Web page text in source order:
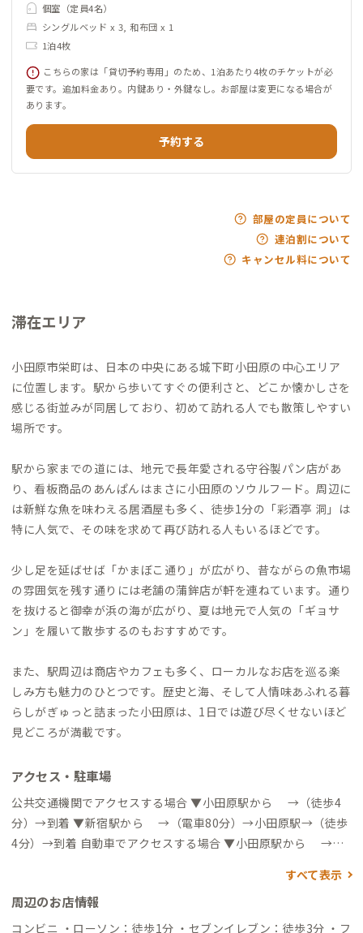
個室（定員4名）
シングルベッド x 3, 和布団 x 1
1泊4枚
こちらの家は「貸切予約専用」のため、1泊あたり4枚のチケットが必
要です。追加料金あり。内鍵あり・外鍵なし。お部屋は変更になる場合が
あります。
予約する
部屋の定員について
連泊割について
キャンセル料について
滞在エリア
小田原市栄町は、日本の中央にある城下町小田原の中心エリア
に位置します。駅から歩いてすぐの便利さと、どこか懐かしさを
感じる街並みが同居しており、初めて訪れる人でも散策しやすい
場所です。
駅から家までの道には、地元で長年愛される守谷製パン店があ
り、看板商品のあんぱんはまさに小田原のソウルフード。周辺に
は新鮮な魚を味わえる居酒屋も多く、徒歩1分の「彩酒亭 洞」は
特に人気で、その味を求めて再び訪れる人もいるほどです。
少し足を延ばせば「かまぼこ通り」が広がり、昔ながらの魚市場
の雰囲気を残す通りには老舗の蒲鉾店が軒を連ねています。通り
を抜けると御幸が浜の海が広がり、夏は地元で人気の「ギョサ
ン」を履いて散歩するのもおすすめです。
また、駅周辺は商店やカフェも多く、ローカルなお店を巡る楽
しみ方も魅力のひとつです。歴史と海、そして人情味あふれる暮
らしがぎゅっと詰まった小田原は、1日では遊び尽くせないほど
見どころが満載です。
アクセス・駐車場
公共交通機関でアクセスする場合 ▼小田原駅から →（徒歩4
分）→到着 ▼新宿駅から →（電車80分）→小田原駅→（徒歩
4分）→到着 自動車でアクセスする場合 ▼小田原駅から →
すべて表示
周辺のお店情報
コンビニ ・ローソン：徒歩1分 ・セブンイレブン：徒歩3分 ・フ